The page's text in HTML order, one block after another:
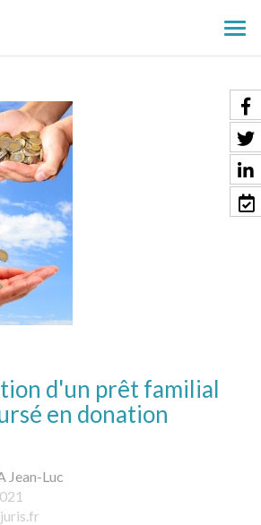
le
d'un prêt familial
en donation
Jean-Luc